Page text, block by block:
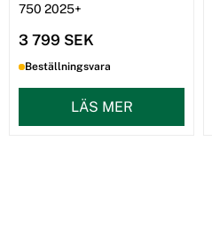
750 2025+
3 799 SEK
Beställningsvara
LÄS MER